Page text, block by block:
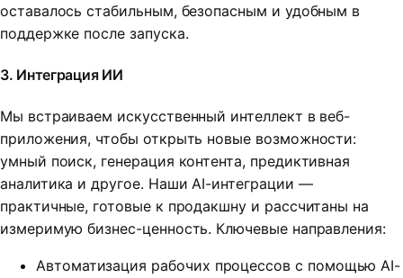
оставалось стабильным, безопасным и удобным в
поддержке после запуска.
3. Интеграция ИИ
Мы встраиваем искусственный интеллект в веб-
приложения, чтобы открыть новые возможности:
умный поиск, генерация контента, предиктивная
аналитика и другое. Наши AI-интеграции —
практичные, готовые к продакшну и рассчитаны на
измеримую бизнес-ценность. Ключевые направления:
Автоматизация рабочих процессов с помощью AI-